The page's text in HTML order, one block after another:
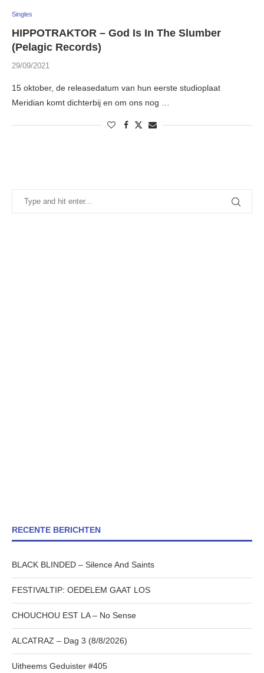
Singles
HIPPOTRAKTOR – God Is In The Slumber
(Pelagic Records)
29/09/2021
15 oktober, de releasedatum van hun eerste studioplaat
Meridian komt dichterbij en om ons nog …
RECENTE BERICHTEN
BLACK BLINDED – Silence And Saints
FESTIVALTIP: OEDELEM GAAT LOS
CHOUCHOU EST LA – No Sense
ALCATRAZ – Dag 3 (8/8/2026)
Uitheems Geduister #405